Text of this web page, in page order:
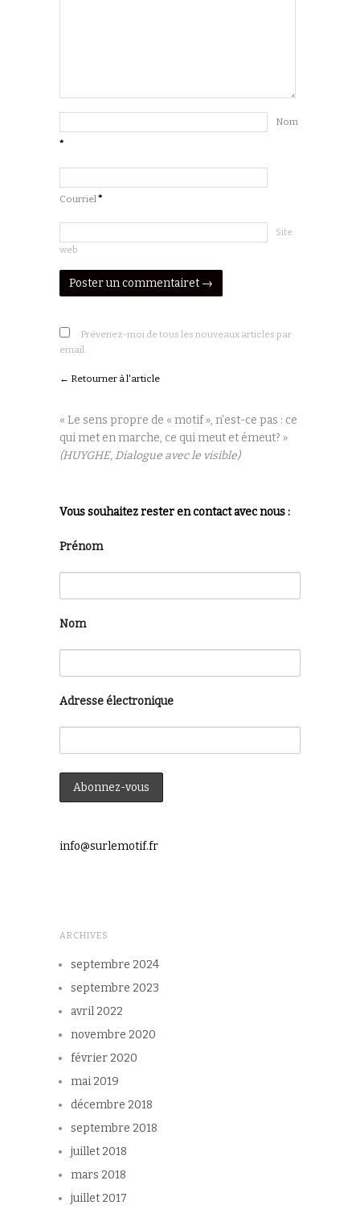
Nom
*
Courriel *
Site
web
Prévenez-moi de tous les nouveaux articles par
email.
← Retourner à l'article
« Le sens propre de « motif », n’est-ce pas : ce
qui met en marche, ce qui meut et émeut? »
(HUYGHE, Dialogue avec le visible)
Vous souhaitez rester en contact avec nous :
Prénom
Nom
Adresse électronique
info@surlemotif.fr
ARCHIVES
septembre 2024
septembre 2023
avril 2022
novembre 2020
février 2020
mai 2019
décembre 2018
septembre 2018
juillet 2018
mars 2018
juillet 2017